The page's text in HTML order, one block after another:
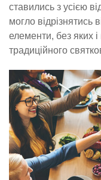
ставились з усією
могло відрізнятись
елементи, без яких
традиційного